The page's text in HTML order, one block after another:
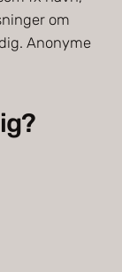
om
Anonyme